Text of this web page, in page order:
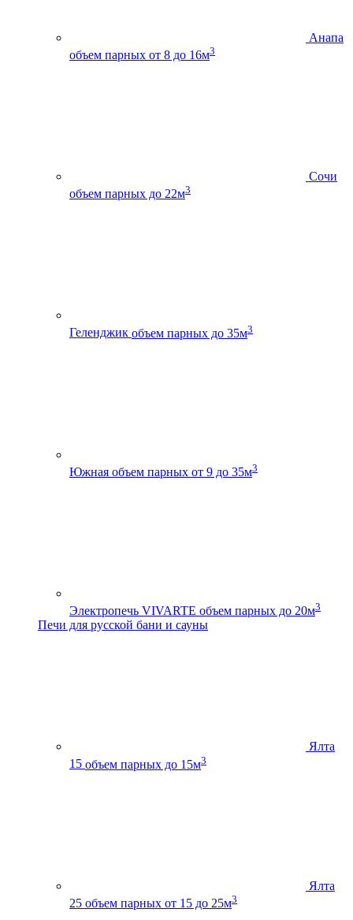
Анапа
объем парных от 8 до 16м3
Сочи
объем парных до 22м3
Геленджик объем парных до 35м3
Южная объем парных от 9 до 35м3
Электропечь VIVARTE объем парных до 20м3
Печи для русской бани и сауны
Ялта
15 объем парных до 15м3
Ялта
25 объем парных от 15 до 25м3